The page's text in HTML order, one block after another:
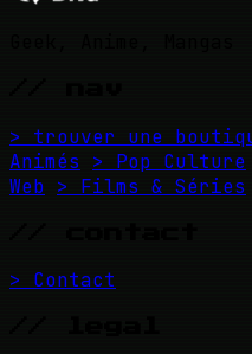
> trouver une
Animés
> Pop Culture
Web > Films & Séries
> Contact